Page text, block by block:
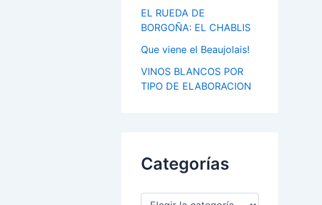
EL RUEDA DE
BORGOÑA: EL CHABLIS
Que viene el Beaujolais!
VINOS BLANCOS POR
TIPO DE ELABORACION
Categorías
C